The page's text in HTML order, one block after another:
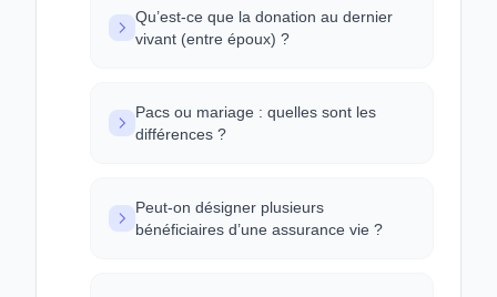
Qu’est-ce que la donation au dernier
vivant (entre époux) ?
Pacs ou mariage : quelles sont les
différences ?
Peut-on désigner plusieurs
bénéficiaires d’une assurance vie ?